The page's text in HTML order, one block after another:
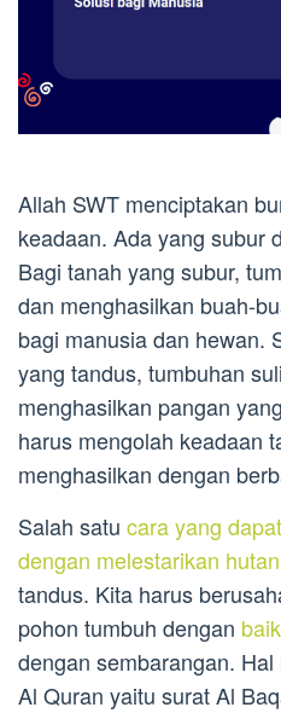
Allah SWT menciptakan
keadaan. Ada yang subur
Bagi tanah yang subur,
dan menghasilkan buah-
bagi manusia dan hewan.
yang tandus, tumbuhan
menghasilkan pangan
harus mengolah keadaan
menghasilkan dengan
Salah satu cara yang
dengan melestarikan
tandus. Kita harus
pohon tumbuh dengan
dengan sembarangan. Hal
Al Quran yaitu surat Al